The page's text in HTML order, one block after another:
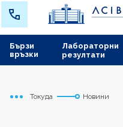
Лабораторни
резултати
Бързи
връзки
Начало
Токуда Новини